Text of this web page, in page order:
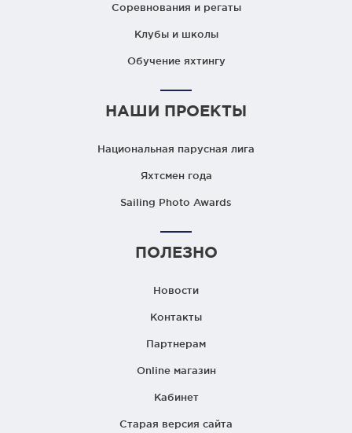
Соревнования и регаты
Клубы и школы
Обучение яхтингу
НАШИ ПРОЕКТЫ
Национальная парусная лига
Яхтсмен года
Sailing Photo Awards
ПОЛЕЗНО
Новости
Контакты
Партнерам
Online магазин
Кабинет
Старая версия сайта